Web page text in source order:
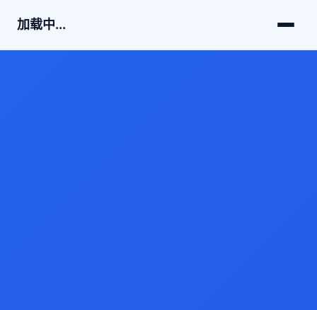
加载中...